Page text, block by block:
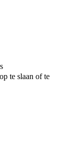
te slaan of te